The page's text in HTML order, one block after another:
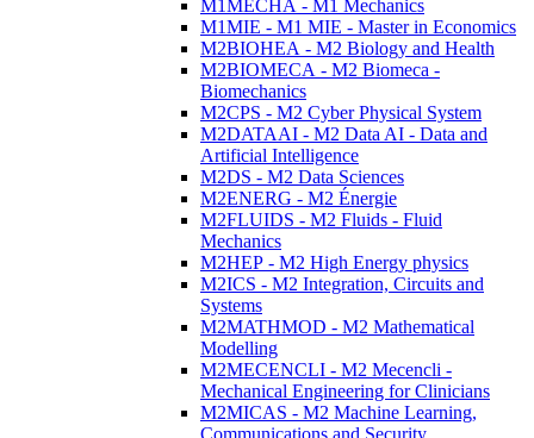
M1MECHA - M1 Mechanics
M1MIE - M1 MIE - Master in Economics
M2BIOHEA - M2 Biology and Health
M2BIOMECA - M2 Biomeca -
Biomechanics
M2CPS - M2 Cyber Physical System
M2DATAAI - M2 Data AI - Data and
Artificial Intelligence
M2DS - M2 Data Sciences
M2ENERG - M2 Énergie
M2FLUIDS - M2 Fluids - Fluid
Mechanics
M2HEP - M2 High Energy physics
M2ICS - M2 Integration, Circuits and
Systems
M2MATHMOD - M2 Mathematical
Modelling
M2MECENCLI - M2 Mecencli -
Mechanical Engineering for Clinicians
M2MICAS - M2 Machine Learning,
Communications and Security